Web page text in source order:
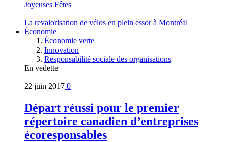
Joyeuses Fêtes
La revalorisation de vélos en plein essor à Montréal
Économie
Économie verte
Innovation
Responsabilité sociale des organisations
En vedette
22 juin 2017 0
Départ réussi pour le premier
répertoire canadien d’entreprises
écoresponsables